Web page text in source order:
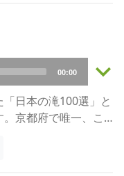
ースターがあったコ
ートル、高さは最大
きながら360度のパ
地定番の観覧車も
い）の製造・販売を
っといや）を名乗り
年）に建てられたも
失しましたが、12
00:00 keyboard_arrow_down
日本の滝100選」と
京都府で唯一、こ